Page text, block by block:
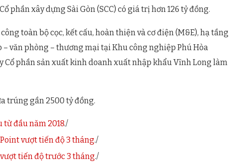
phần xây dựng Sài Gòn (SCC) có giá trị hơn 126 tỷ đồng.
toàn bộ cọc, kết cấu, hoàn thiện và cơ điện (M&E), hạ tầng
văn phòng – thương mại tại Khu công nghiệp Phú Hòa
Cổ phần sản xuất kinh doanh xuất nhập khẩu Vĩnh Long làm
trúng gần 2500 tỷ đồng.
từ đầu năm 2018./
vượt tiến độ 3 tháng./
tiến độ trước 3 tháng./